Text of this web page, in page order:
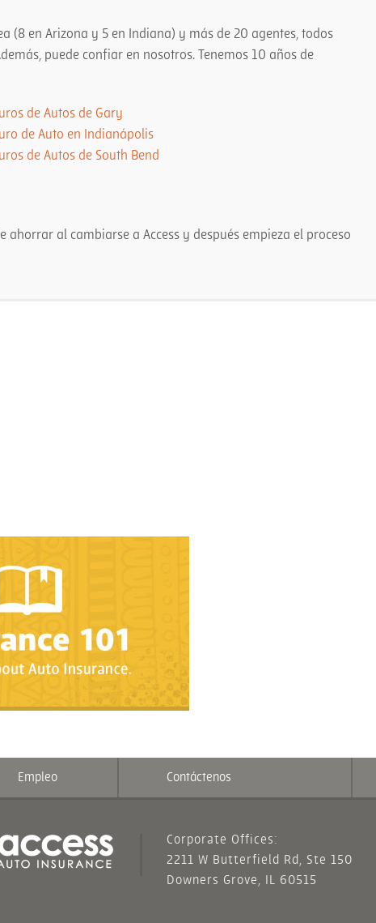
(8 en Arizona y 5 en Indiana) y más de 20 agentes, todos
puede confiar en nosotros. Tenemos 10 años de
de Autos de Gary
de Auto en Indianápolis
de Autos de South Bend
al cambiarse a Access y después empieza el proceso
Empleo Contáctenos
Corporate Offices:
2211 W Butterfield Rd, Ste 150
Downers Grove, IL 60515